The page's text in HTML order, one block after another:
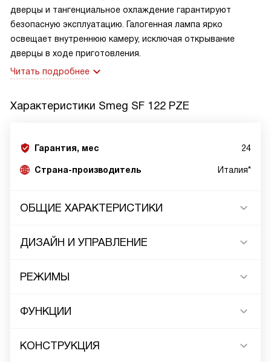
дверцы и тангенциальное охлаждение гарантируют
безопасную эксплуатацию. Галогенная лампа ярко
освещает внутреннюю камеру, исключая открывание
дверцы в ходе приготовления.
Читать подробнее
Характеристики Smeg SF 122 PZE
Гарантия, мес 24
Страна-производитель Италия*
ОБЩИЕ ХАРАКТЕРИСТИКИ
ДИЗАЙН И УПРАВЛЕНИЕ
РЕЖИМЫ
ФУНКЦИИ
КОНСТРУКЦИЯ